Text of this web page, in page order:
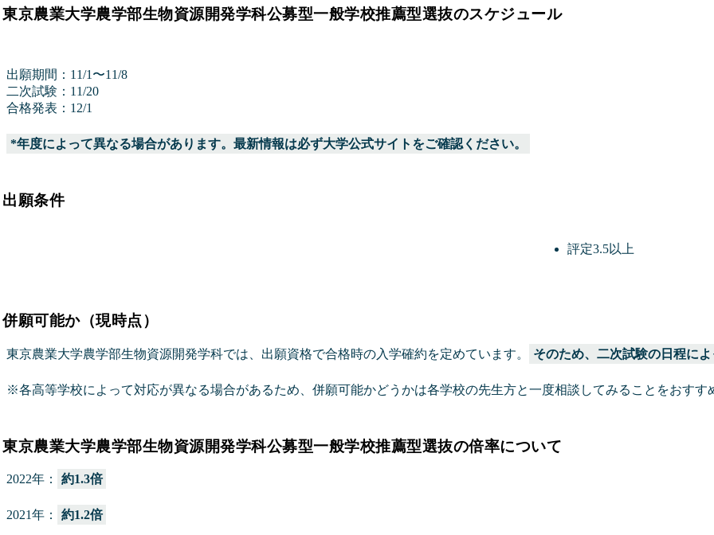
東京農業大学農学部生物資源開発学科公募型一般学校推薦型選抜のスケジュール
出願期間：11/1〜11/8
二次試験：11/20
合格発表：12/1
*年度によって異なる場合があります。最新情報は必ず大学公式サイトをご確認ください。
出願条件
評定3.5以上
併願可能か（現時点）
東京農業大学農学部生物資源開発学科では、出願資格で合格時の入学確約を定めています。 そのため、二次試験の日程に
※各高等学校によって対応が異なる場合があるため、併願可能かどうかは各学校の先生方と一度相談してみることをおすす
東京農業大学農学部生物資源開発学科公募型一般学校推薦型選抜の倍率について
2022年： 約1.3倍
2021年： 約1.2倍